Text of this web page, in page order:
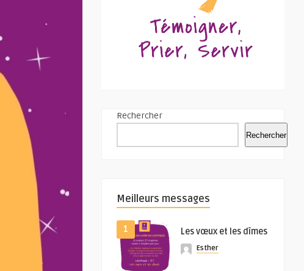
Rechercher
Rechercher
Meilleurs messages
1 Les vœux et les dîmes
Esther